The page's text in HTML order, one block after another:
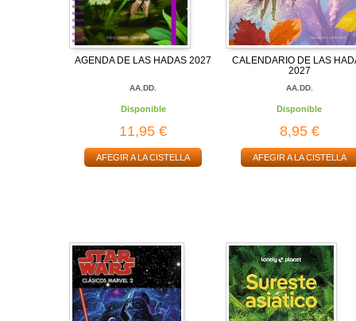
AGENDA DE LAS HADAS 2027
AA.DD.
Disponible
11,95 €
AFEGIR A LA CISTELLA
CALENDARIO DE LAS
2027
AA.DD.
Disponible
8,95 €
AFEGIR A LA CISTELLA